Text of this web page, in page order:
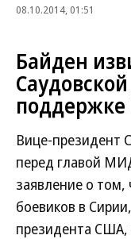
08.10.2014, 01:51
Байден
поддержке
Вице-президент
перед главой
заявление о том,
боевиков в
президента США,